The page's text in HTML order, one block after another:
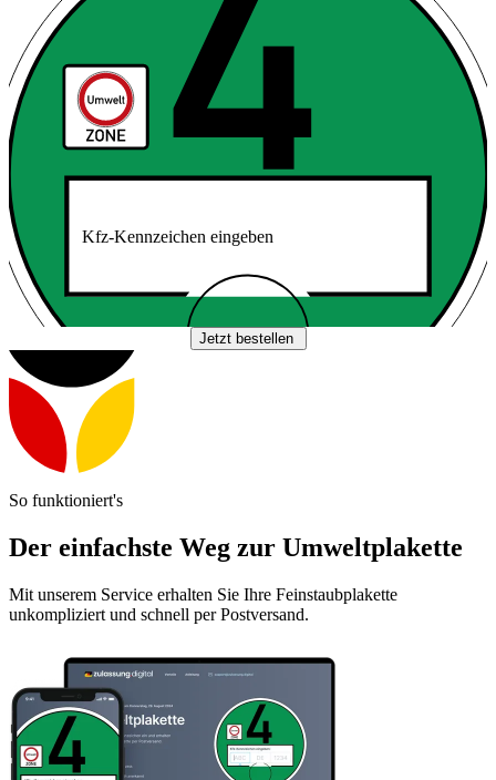
Kfz-Kennzeichen eingeben
Jetzt bestellen
So funktioniert's
Der einfachste Weg zur Umweltplakette
Mit unserem Service erhalten Sie Ihre Feinstaubplakette
unkompliziert und schnell per Postversand.